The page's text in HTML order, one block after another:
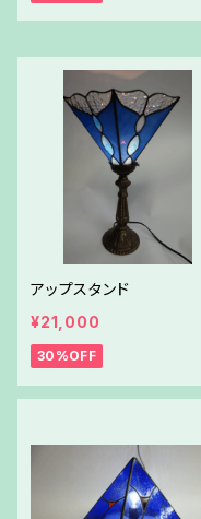
アップスタンド
¥21,000
30%OFF